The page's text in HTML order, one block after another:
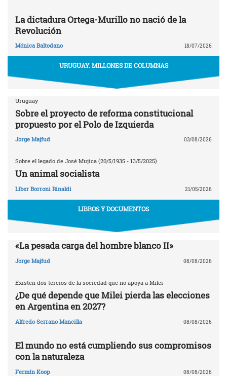
La dictadura Ortega-Murillo no nació de la
Revolución
Mónica Baltodano 18/07/2026
URUGUAY. MILLONES DE COLUMNAS
Uruguay
Sobre el proyecto de reforma constitucional
propuesto por el Polo de Izquierda
Jorge Majfud 03/08/2026
Sobre el legado de José Mujica (20/5/1935 - 13/5/2025)
Un animal socialista
Líber Borroni Rinaldi 21/05/2026
LIBROS Y DOCUMENTOS
«La pesada carga del hombre blanco II»
Jorge Majfud 08/08/2026
Existen dos tercios de la sociedad que no apoya a Milei
¿De qué depende que Milei pierda las elecciones
en Argentina en 2027?
Alfredo Serrano Mancilla 08/08/2026
El mundo no está cumpliendo sus compromisos
con la naturaleza
Fermín Koop 08/08/2026